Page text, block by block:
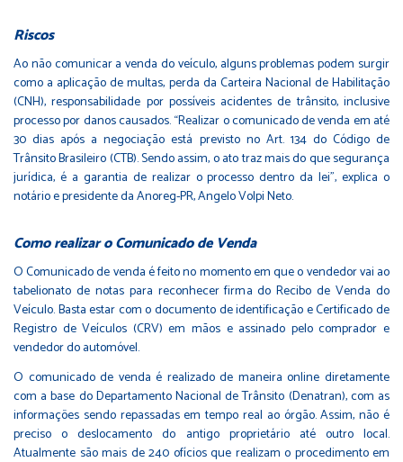
Riscos
Ao não comunicar a venda do veículo, alguns problemas podem surgir
como a aplicação de multas, perda da Carteira Nacional de Habilitação
(CNH), responsabilidade por possíveis acidentes de trânsito, inclusive
processo por danos causados. “Realizar o comunicado de venda em até
30 dias após a negociação está previsto no Art. 134 do Código de
Trânsito Brasileiro (CTB). Sendo assim, o ato traz mais do que segurança
jurídica, é a garantia de realizar o processo dentro da lei”, explica o
notário e presidente da Anoreg-PR, Angelo Volpi Neto.
Como realizar o Comunicado de Venda
O Comunicado de venda é feito no momento em que o vendedor vai ao
tabelionato de notas para reconhecer firma do Recibo de Venda do
Veículo. Basta estar com o documento de identificação e Certificado de
Registro de Veículos (CRV) em mãos e assinado pelo comprador e
vendedor do automóvel.
O comunicado de venda é realizado de maneira online diretamente
com a base do Departamento Nacional de Trânsito (Denatran), com as
informações sendo repassadas em tempo real ao órgão. Assim, não é
preciso o deslocamento do antigo proprietário até outro local.
Atualmente são mais de 240 ofícios que realizam o procedimento em